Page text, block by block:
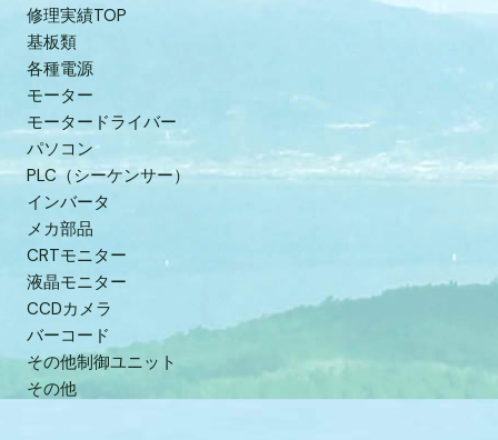
修理実績TOP
基板類
各種電源
モーター
モータードライバー
パソコン
PLC（シーケンサー）
インバータ
メカ部品
CRTモニター
液晶モニター
CCDカメラ
バーコード
その他制御ユニット
その他